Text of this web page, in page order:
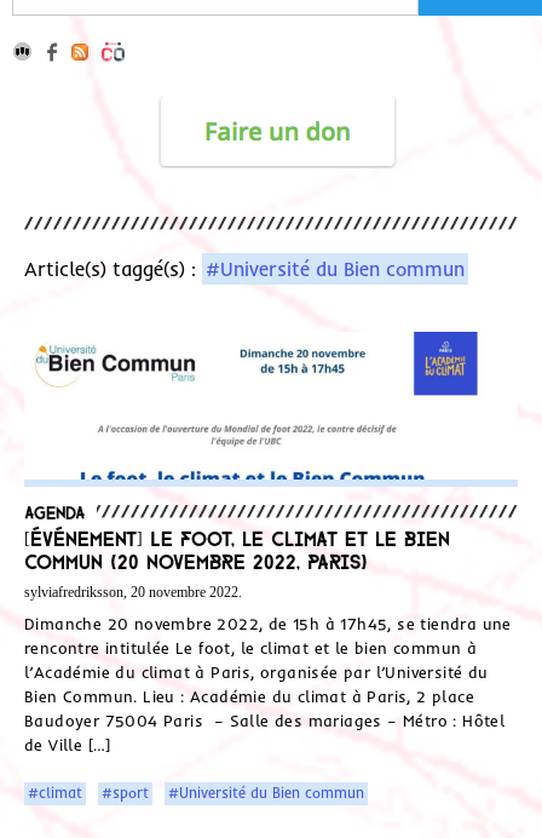
Article(s) taggé(s) : #Université du Bien commun
Agenda
[Événement] Le foot, le climat et le bien
commun (20 novembre 2022, Paris)
sylviafredriksson, 20 novembre 2022.
Dimanche 20 novembre 2022, de 15h à 17h45, se tiendra une
rencontre intitulée Le foot, le climat et le bien commun à
l’Académie du climat à Paris, organisée par l’Université du
Bien Commun. Lieu : Académie du climat à Paris, 2 place
Baudoyer 75004 Paris – Salle des mariages – Métro : Hôtel
de Ville […]
#climat #sport #Université du Bien commun